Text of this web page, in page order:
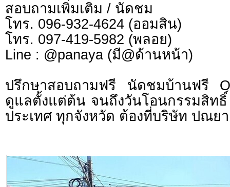
สอบถามเพิ่มเติม / นัดชม
โทร. 096-932-4624 (ออมสิน)
โทร. 097-419-5982 (พลอย)
Line : @panaya (มี@ด้านหน้า)
ปรึกษาสอบถามฟรี นัดชมบ้านฟรี
ดูแลตั้งแต่ต้น จนถึงวันโอนกรรมสิท
ประเทศ ทุกจังหวัด ต้องที่บริษัท ปณย